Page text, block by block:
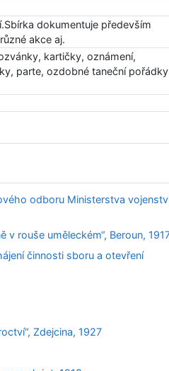
dokumentuje především
akce aj.
kartičky, oznámení,
parte, ozdobné taneční pořádky